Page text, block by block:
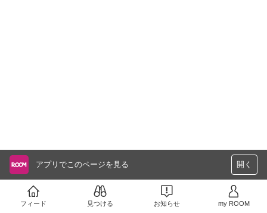
アプリでこのページを見る 開く
フィード 見つける お知らせ my ROOM